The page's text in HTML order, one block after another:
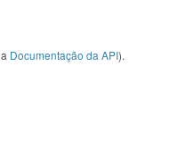
Documentação da API).